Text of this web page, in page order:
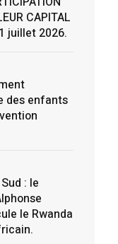
CAPITAL
juillet 2026.
des enfants
: le
le Rwanda